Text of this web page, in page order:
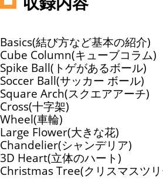
Basics(結び方など基本の紹介)
Cube Column(キューブコラム)
Spike Ball(トゲがあるボール)
Soccer Ball(サッカー ボール)
Square Arch(スクエアアーチ)
Cross(十字架)
Wheel(車輪)
Large Flower(大きな花)
Chandelier(シャンデリア)
3D Heart(立体のハート)
Christmas Tree(クリスマスツ